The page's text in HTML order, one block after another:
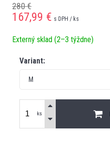
280 €
167,99 € s DPH / ks
Externý sklad (2–3 týždne)
Variant:
M
ks